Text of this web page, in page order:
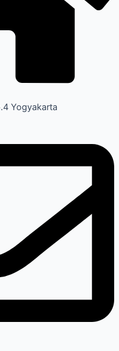
Yogyakarta